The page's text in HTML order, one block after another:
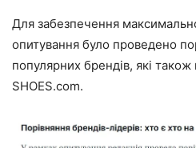
Для забезпечення
опитування було проведено
популярних брендів, які також
SHOES.com.